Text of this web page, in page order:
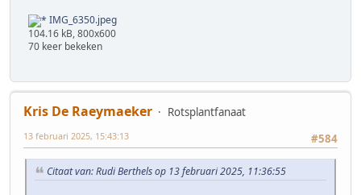
IMG_6350.jpeg
104.16 kB, 800x600
70 keer bekeken
Kris De Raeymaeker
Rotsplantfanaat
#584
13 februari 2025, 15:43:13
Citaat van: Rudi Berthels op 13 februari 2025, 11:36:55